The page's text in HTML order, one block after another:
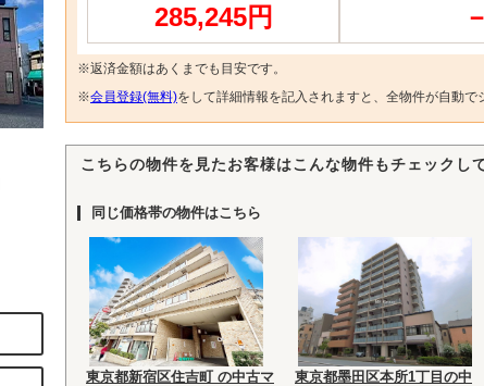
285,245円 －
※返済金額はあくまでも目安です。
※会員登録(無料)をして詳細情報を記入されますと、全物件が自動で
こちらの物件を見たお客様はこんな物件もチェックし
同じ価格帯の物件はこちら
東京都新宿区住吉町 の中古マ
東京都墨田区本所1丁目の中